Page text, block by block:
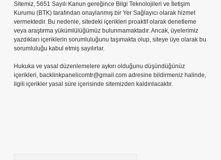
Sitemiz, 5651 Sayılı Kanun gereğince Bilgi Teknolojileri ve İletişim
Kurumu (BTK) tarafından onaylanmış bir Yer Sağlayıcı olarak hizmet
vermektedir. Bu nedenle, sitedeki içerikleri proaktif olarak denetleme
veya araştırma yükümlülüğümüz bulunmamaktadır. Ancak, üyelerimiz
yazdıkları içeriklerin sorumluluğunu taşımakta olup, siteye üye olarak bu
sorumluluğu kabul etmiş sayılırlar.
Hukuka ve yasal düzenlemelere aykırı olduğunu düşündüğünüz
içerikleri, backlinkpanelicomtr@gmail.com adresine bildirmeniz halinde,
ilgili içerikler yasal süre içerisinde sitemizden kaldırılacaktır.